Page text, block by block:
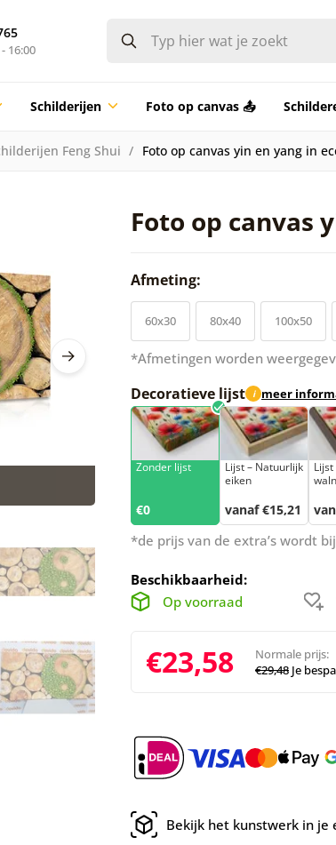
16:00
Schilderijen Foto op canvas 📤
Feng Shui Foto op canvas yin en yang in
Foto op canvas
Afmeting:
60x30 80x40 100x50
*Afmetingen worden
Decoratieve lijst i meer
Zonder lijst
€0
Lijst – Natuurlijk
eiken
vanaf €15,21
*de prijs van de extra’s wordt
Beschikbaarheid:
Op voorraad
€23,58
Normale prijs:
€29,48 Je
Bekijk het kunstwerk in je